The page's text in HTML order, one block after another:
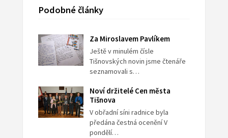
Podobné články
Za Miroslavem Pavlíkem
Ještě v minulém čísle
Tišnovských novin jsme čtenáře
seznamovali s…
Noví držitelé Cen města
Tišnova
V obřadní síni radnice byla
předána čestná ocenění V
pondělí…